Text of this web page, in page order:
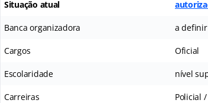
Situação atual
Banca organizadora a definir
Cargos Oficial
Escolaridade nível
Carreiras Policial